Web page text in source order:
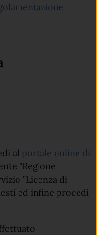
al portale online di
"Regione
"Licenza di
ed infine procedi